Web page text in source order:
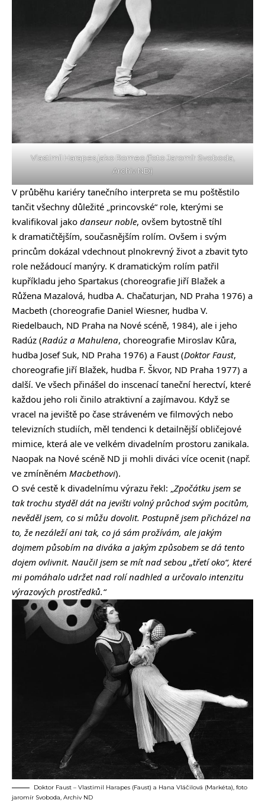
Vlastimil Harapes jako Romeo (foto Jaromír Svoboda,
Archiv ND)
V průběhu kariéry tanečního interpreta se mu poštěstilo
tančit všechny důležité „princovské“ role, kterými se
kvalifikoval jako danseur noble, ovšem bytostně tíhl
k dramatičtějším, současnějším rolím. Ovšem i svým
princům dokázal vdechnout plnokrevný život a zbavit tyto
role nežádoucí manýry. K dramatickým rolím patřil
kupříkladu jeho Spartakus (choreografie Jiří Blažek a
Růžena Mazalová, hudba A. Chačaturjan, ND Praha 1976) a
Macbeth (choreografie Daniel Wiesner, hudba V.
Riedelbauch, ND Praha na Nové scéně, 1984), ale i jeho
Radúz (Radúz a Mahulena, choreografie Miroslav Kůra,
hudba Josef Suk, ND Praha 1976) a Faust (Doktor Faust,
choreografie Jiří Blažek, hudba F. Škvor, ND Praha 1977) a
další. Ve všech přinášel do inscenací taneční herectví, které
každou jeho roli činilo atraktivní a zajímavou. Když se
vracel na jeviště po čase stráveném ve filmových nebo
televizních studiích, měl tendenci k detailnější obličejové
mimice, která ale ve velkém divadelním prostoru zanikala.
Naopak na Nové scéně ND ji mohli diváci více ocenit (např.
ve zmíněném Macbethovi).
O své cestě k divadelnímu výrazu řekl: „Zpočátku jsem se
tak trochu styděl dát na jevišti volný průchod svým pocitům,
nevěděl jsem, co si můžu dovolit. Postupně jsem přicházel na
to, že nezáleží ani tak, co já sám prožívám, ale jakým
dojmem působím na diváka a jakým způsobem se dá tento
dojem ovlivnit. Naučil jsem se mít nad sebou „třetí oko“, které
mi pomáhalo udržet nad rolí nadhled a určovalo intenzitu
výrazových prostředků.“
Doktor Faust – Vlastimil Harapes (Faust) a Hana Vláčilová (Markéta), foto
jaromír Svoboda, Archiv ND